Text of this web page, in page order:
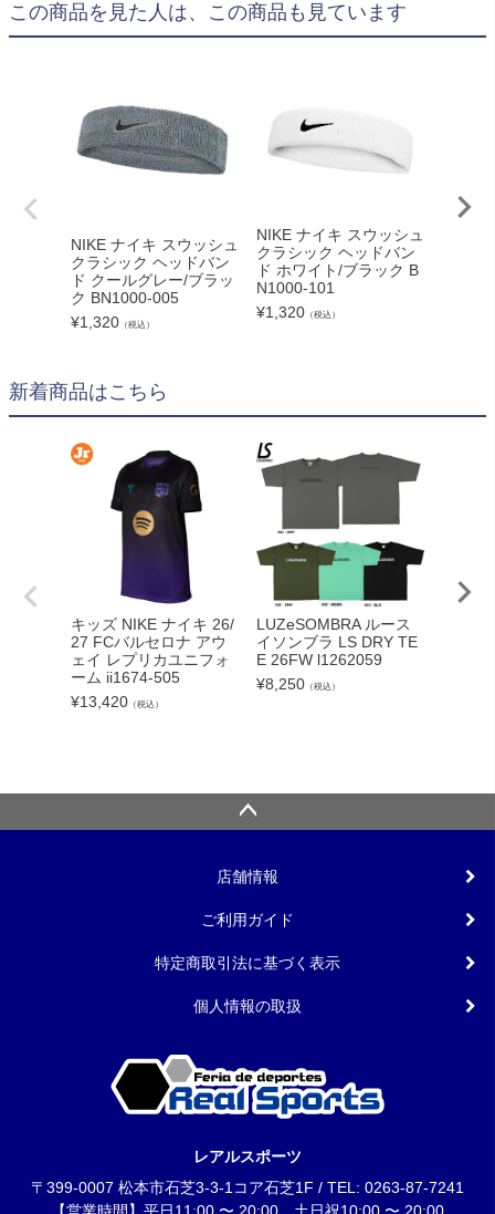
この商品を見た人は、この商品も見ています
NIKE ナイキ スウッシュ
クラシック ヘッドバン
ド クールグレー/ブラッ
ク BN1000-005
¥1,320 （税込）
NIKE ナイキ スウッシュ
クラシック ヘッドバン
ド ホワイト/ブラック B
N1000-101
¥1,320 （税込）
新着商品はこちら
キッズ NIKE ナイキ 26/
27 FCバルセロナ アウ
ェイ レプリカユニフォ
ーム ii1674-505
¥13,420 （税込）
LUZeSOMBRA ルース
イソンブラ LS DRY TE
E 26FW l1262059
¥8,250 （税込）
店舗情報
ご利用ガイド
特定商取引法に基づく表示
個人情報の取扱
レアルスポーツ
〒399-0007 松本市石芝3-3-1コア石芝1F / TEL: 0263-87-7241
【営業時間】平日11:00 〜 20:00 土日祝10:00 〜 20:00